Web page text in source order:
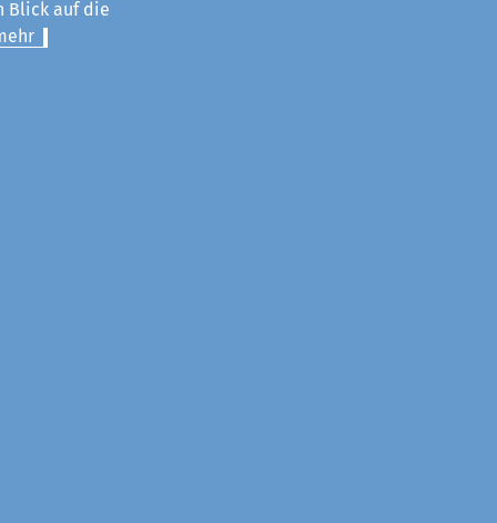
Blick auf die